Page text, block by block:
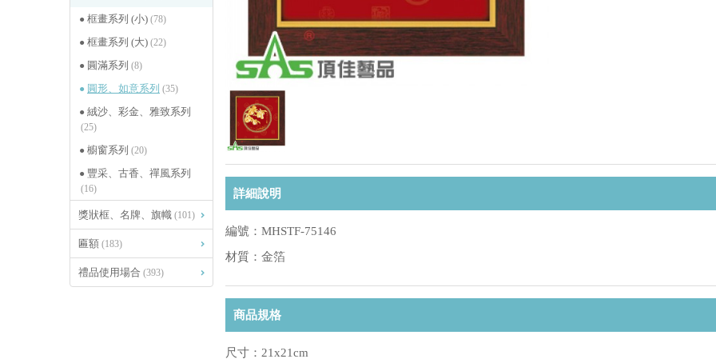
框畫系列 (小) (78)
框畫系列 (大) (22)
圓滿系列 (8)
圓形、如意系列 (35)
絨沙、彩金、雅致系列
(25)
櫥窗系列 (20)
豐采、古香、禪風系列
(16)
獎狀框、名牌、旗幟 (101)
匾額 (183)
禮品使用場合 (393)
詳細說明
編號：MHSTF-75146
材質：金箔
商品規格
尺寸：21x21cm